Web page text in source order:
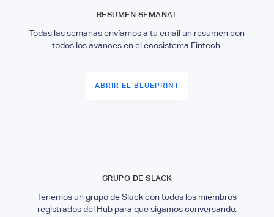
RESUMEN SEMANAL
Todas las semanas envíamos a tu email un resumen con
todos los avances en el ecosistema Fintech.
ABRIR EL BLUEPRINT
GRUPO DE SLACK
Tenemos un grupo de Slack con todos los miembros
registrados del Hub para que sigamos conversando.